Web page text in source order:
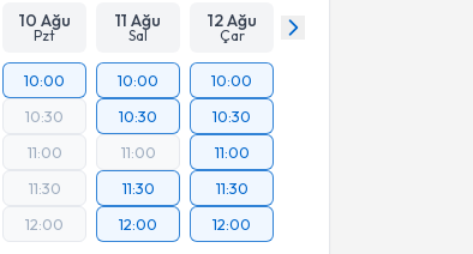
10 Ağu
Pzt
11 Ağu
Sal
12 Ağu
Çar
10:00
10:30
11:00
11:30
12:00
10:00
10:30
11:00
11:30
12:00
10:00
10:30
11:00
11:30
12:00